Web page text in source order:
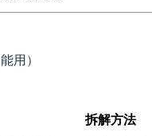
用）
拆解方法